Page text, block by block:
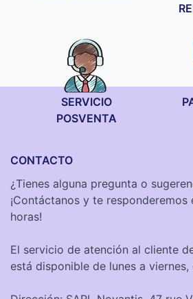
SERVICIO
POSVENTA
CONTACTO
¿Tienes alguna pregunta o
¡Contáctanos y te responderemos
horas!
El servicio de atención al cliente
está disponible de lunes a viernes,